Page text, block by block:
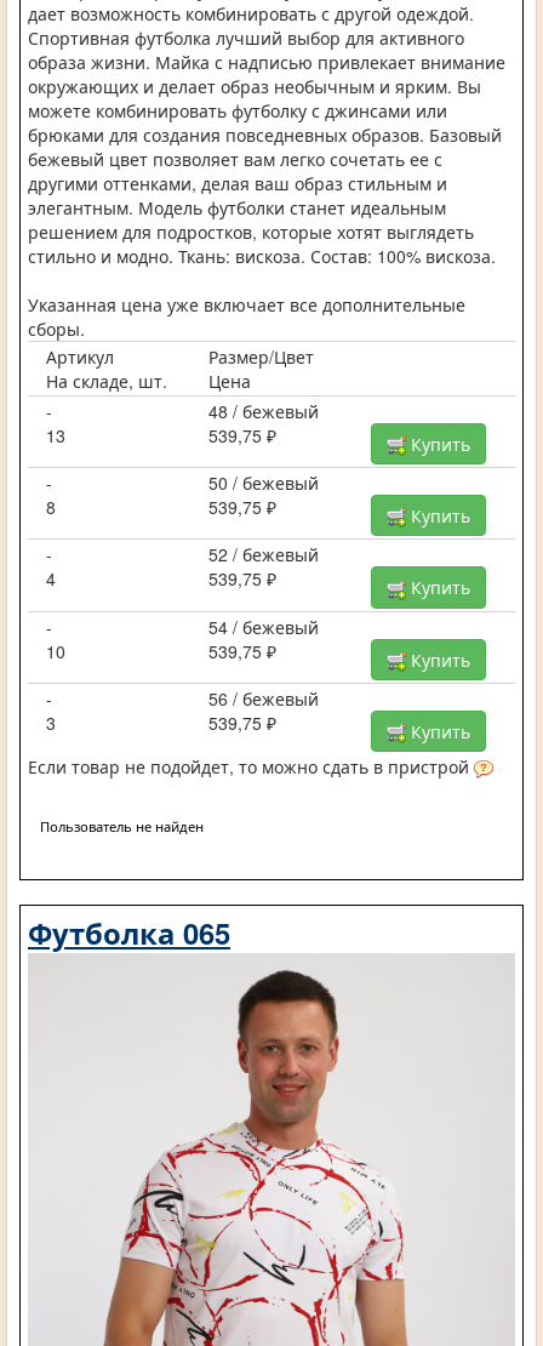
дает возможность комбинировать с другой одеждой.
Спортивная футболка лучший выбор для активного
образа жизни. Майка с надписью привлекает внимание
окружающих и делает образ необычным и ярким. Вы
можете комбинировать футболку с джинсами или
брюками для создания повседневных образов. Базовый
бежевый цвет позволяет вам легко сочетать ее с
другими оттенками, делая ваш образ стильным и
элегантным. Модель футболки станет идеальным
решением для подростков, которые хотят выглядеть
стильно и модно. Ткань: вискоза. Состав: 100% вискоза.
Указанная цена уже включает все дополнительные
сборы.
Артикул
Размер/Цвет
На складе, шт.
Цена
-
48 / бежевый
13
539,75 ₽
Купить
-
50 / бежевый
8
539,75 ₽
Купить
-
52 / бежевый
4
539,75 ₽
Купить
-
54 / бежевый
10
539,75 ₽
Купить
-
56 / бежевый
3
539,75 ₽
Купить
Если товар не подойдет, то можно сдать в пристрой
Пользователь не найден
Футболка 065